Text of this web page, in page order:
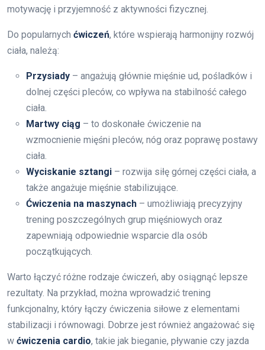
motywację i przyjemność z aktywności fizycznej.
Do popularnych ćwiczeń, które wspierają harmonijny rozwój
ciała, należą:
Przysiady – angażują głównie mięśnie ud, pośladków i
dolnej części pleców, co wpływa na stabilność całego
ciała.
Martwy ciąg – to doskonałe ćwiczenie na
wzmocnienie mięśni pleców, nóg oraz poprawę postawy
ciała.
Wyciskanie sztangi – rozwija siłę górnej części ciała, a
także angażuje mięśnie stabilizujące.
Ćwiczenia na maszynach – umożliwiają precyzyjny
trening poszczególnych grup mięśniowych oraz
zapewniają odpowiednie wsparcie dla osób
początkujących.
Warto łączyć różne rodzaje ćwiczeń, aby osiągnąć lepsze
rezultaty. Na przykład, można wprowadzić trening
funkcjonalny, który łączy ćwiczenia siłowe z elementami
stabilizacji i równowagi. Dobrze jest również angażować się
w ćwiczenia cardio, takie jak bieganie, pływanie czy jazda